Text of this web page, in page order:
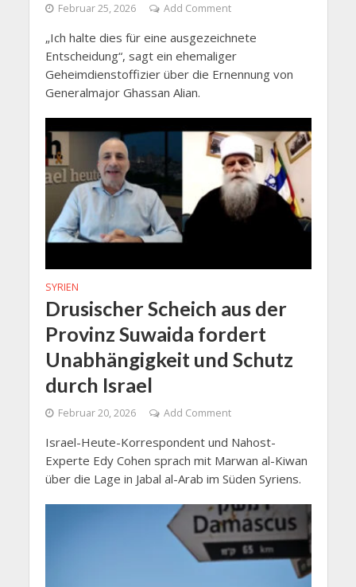
Februar 25, 2026 Add Comment
„Ich halte dies für eine ausgezeichnete
Entscheidung“, sagt ein ehemaliger
Geheimdienstoffizier über die Ernennung von
Generalmajor Ghassan Alian.
SYRIEN
Drusischer Scheich aus der
Provinz Suwaida fordert
Unabhängigkeit und Schutz
durch Israel
Februar 20, 2026 Add Comment
Israel-Heute-Korrespondent und Nahost-
Experte Edy Cohen sprach mit Marwan al-Kiwan
über die Lage in Jabal al-Arab im Süden Syriens.